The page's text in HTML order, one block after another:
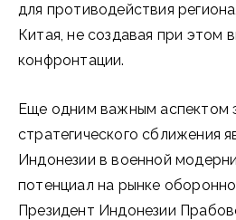
для противодействия
Китая, не создавая при этом
конфронтации.
Еще одним важным аспектом
стратегического сближения
Индонезии в военной
потенциал на рынке
Президент Индонезии